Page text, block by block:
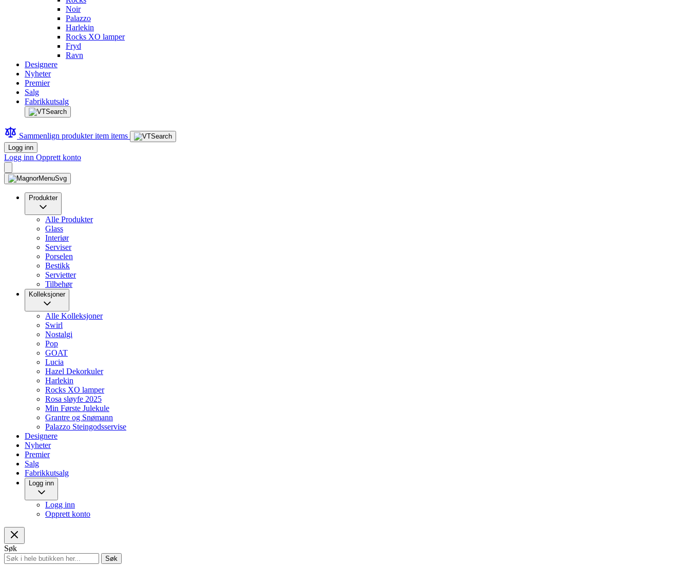
Noir
Palazzo
Harlekin
Rocks XO lamper
Fryd
Ravn
Designere
Nyheter
Premier
Salg
Fabrikkutsalg
Sammenlign produkteritem items
Logg inn
Logg inn Opprett konto
Produkter
Alle Produkter
Glass
Interiør
Serviser
Porselen
Bestikk
Servietter
Tilbehør
Kolleksjoner
Alle Kolleksjoner
Swirl
Nostalgi
Pop
GOAT
Lucia
Hazel Dekorkuler
Harlekin
Rocks XO lamper
Rosa sløyfe 2025
Min Første Julekule
Grantre og Snømann
Palazzo Steingodsservise
Designere
Nyheter
Premier
Salg
Fabrikkutsalg
Logg inn
Logg inn
Opprett konto
Søk
Søk